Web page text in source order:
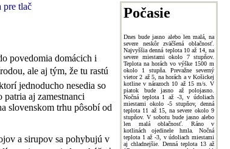
pre tlač
povedomia domácich i
ale aj tým, že tu rastú
jednoducho nesedia so
aj zamestnanci
slovenskom trhu pôsobí od
a sirupov sa pohybujú v
Počasie
Dnes bude jasno alebo len malá, na
severe neskôr zväčšená oblačnosť.
Najvyššia denná teplota 10 až 14, na
severe miestami okolo 7 stupňov.
Teplota na horách vo výške 1500 m
okolo 1 stupňa. Prevažne severný
vietor 2 až 5, na horách a v Košickej
kotline v nárazoch 10 až 15 m/s. V
piatok bude jasno až polojasno.
Nočná teplota 1 až -3, v údoliach
miestami okolo -5 stupňov, denná
teplota 11 až 15, na severe okolo 9
stupňov. V sobotu bude jasno alebo
len malá oblačnosť. Ráno v
kotlinách ojedinele hmla. Nočná
teplota 1 až -3, v údoliach miestami
aj chladnejšie. Denná teplota 13 až